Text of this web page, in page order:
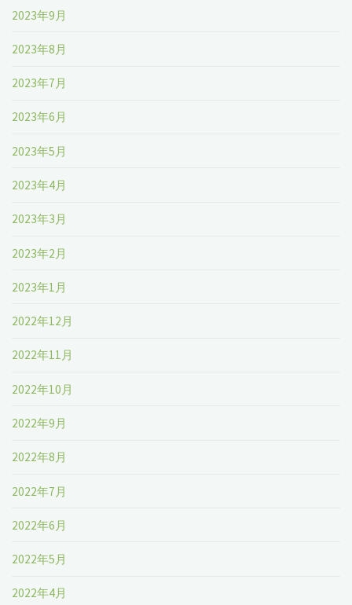
2023年9月
2023年8月
2023年7月
2023年6月
2023年5月
2023年4月
2023年3月
2023年2月
2023年1月
2022年12月
2022年11月
2022年10月
2022年9月
2022年8月
2022年7月
2022年6月
2022年5月
2022年4月